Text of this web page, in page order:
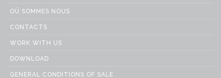
OÙ SOMMES NOUS
CONTACTS
WORK WITH US
DOWNLOAD
GENERAL CONDITIONS OF SALE